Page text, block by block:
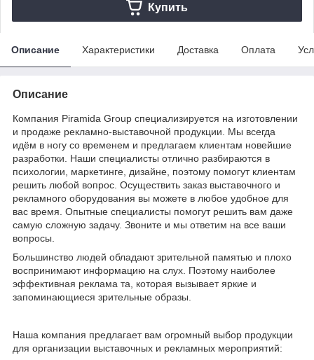
Купить
Описание Характеристики Доставка Оплата
Описание
Компания Piramida Group специализируется на изготовлении
и продаже рекламно-выставочной продукции. Мы всегда
идём в ногу со временем и предлагаем клиентам новейшие
разработки. Наши специалисты отлично разбираются в
психологии, маркетинге, дизайне, поэтому помогут клиентам
решить любой вопрос. Осуществить заказ выставочного и
рекламного оборудования вы можете в любое удобное для
вас время. Опытные специалисты помогут решить вам даже
самую сложную задачу. Звоните и мы ответим на все ваши
вопросы.
Большинство людей обладают зрительной памятью и плохо
воспринимают информацию на слух. Поэтому наиболее
эффективная реклама та, которая вызывает яркие и
запоминающиеся зрительные образы.
Наша компания предлагает вам огромный выбор продукции
для организации выставочных и рекламных мероприятий: